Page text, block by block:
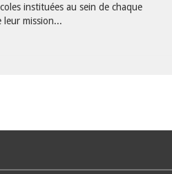
instituées au sein de chaque
leur mission...